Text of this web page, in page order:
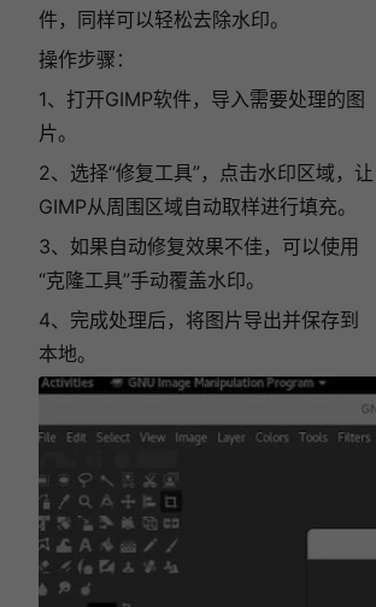
件，同样可以轻松去除水印。
操作步骤：
1、打开GIMP软件，导入需要处理的图
片。
2、选择“修复工具”，点击水印区域，让
GIMP从周围区域自动取样进行填充。
3、如果自动修复效果不佳，可以使用
“克隆工具”手动覆盖水印。
4、完成处理后，将图片导出并保存到
本地。